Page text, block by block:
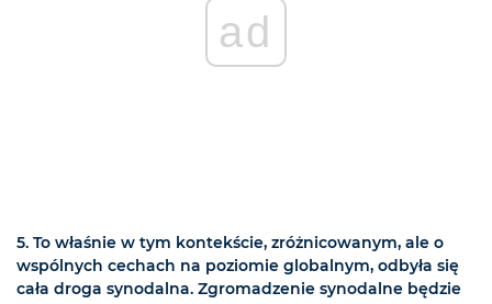
ad
5. To właśnie w tym kontekście, zróżnicowanym, ale o
wspólnych cechach na poziomie globalnym, odbyła się
cała droga synodalna. Zgromadzenie synodalne będzie